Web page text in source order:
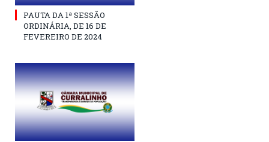
PAUTA DA 1ª SESSÃO
ORDINÁRIA, DE 16 DE
FEVEREIRO DE 2024